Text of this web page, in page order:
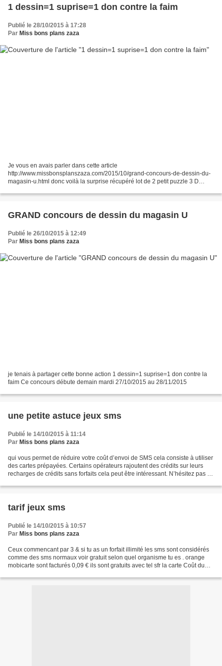
1 dessin=1 suprise=1 don contre la faim
Publié le 28/10/2015 à 17:28
Par Miss bons plans zaza
Je vous en avais parler dans cette article
http://www.missbonsplanszaza.com/2015/10/grand-concours-de-dessin-du-
magasin-u.html donc voilà la surprise récupéré lot de 2 petit puzzle 3 D
GRAND concours de dessin du magasin U
Publié le 26/10/2015 à 12:49
Par Miss bons plans zaza
je tenais à partager cette bonne action 1 dessin=1 suprise=1 don contre la
faim Ce concours débute demain mardi 27/10/2015 au 28/11/2015
une petite astuce jeux sms
Publié le 14/10/2015 à 11:14
Par Miss bons plans zaza
qui vous permet de réduire votre coût d’envoi de SMS cela consiste à utiliser
des cartes prépayées. Certains opérateurs rajoutent des crédits sur leurs
recharges de crédits sans forfaits cela peut être intéressant. N’hésitez pas à
tarif jeux sms
Publié le 14/10/2015 à 10:57
Par Miss bons plans zaza
Ceux commencant par 3 & si tu as un forfait illimité les sms sont considérés
comme des sms normaux voir gratuit selon quel organisme tu es . orange
mobicarte sont facturés 0,09 € ils sont gratuits avec tel sfr la carte Coût du